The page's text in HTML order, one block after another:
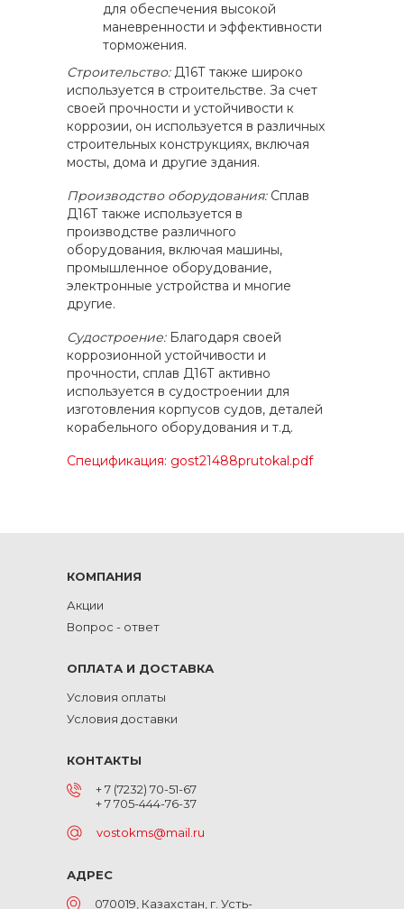
для обеспечения высокой
маневренности и эффективности
торможения.
Строительство:Д16Т также широко
используется в строительстве. За счет
своей прочности и устойчивости к
коррозии, он используется в различных
строительных конструкциях, включая
мосты, дома и другие здания.
Производство оборудования:Сплав
Д16Т также используется в
производстве различного
оборудования, включая машины,
промышленное оборудование,
электронные устройства и многие
другие.
Судостроение:Благодаря своей
коррозионной устойчивости и
прочности, сплав Д16Т активно
используется в судостроении для
изготовления корпусов судов, деталей
корабельного оборудования и т.д.
Спецификация: gost21488prutokal.pdf
КОМПАНИЯ
Акции
Вопрос - ответ
ОПЛАТА И ДОСТАВКА
Условия оплаты
Условия доставки
КОНТАКТЫ
+ 7 (7232) 70-51-67
+ 7 705-444-76-37
vostokms@mail.ru
АДРЕС
070019, Казахстан, г. Усть-